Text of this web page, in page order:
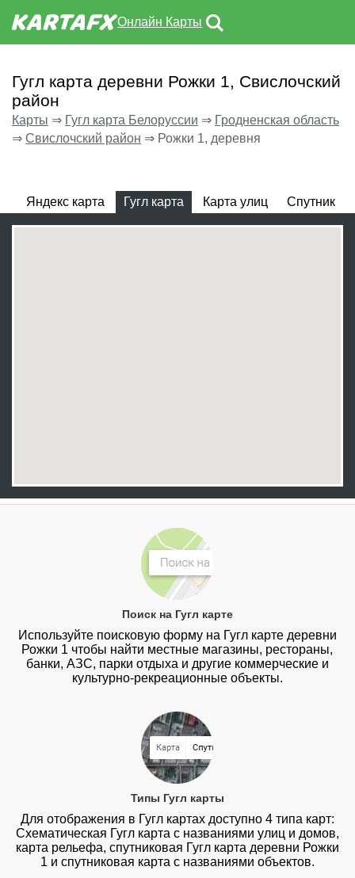
Онлайн Карты
Гугл карта деревни Рожки 1, Свислочский
район
Карты ⇒ Гугл карта Белоруссии ⇒ Гродненская область
⇒ Свислочский район ⇒ Рожки 1, деревня
Яндекс карта Гугл карта Карта улиц Спутник
Поиск на Гугл карте
Используйте поисковую форму на Гугл карте деревни
Рожки 1 чтобы найти местные магазины, рестораны,
банки, АЗС, парки отдыха и другие коммерческие и
культурно-рекреационные объекты.
Типы Гугл карты
Для отображения в Гугл картах доступно 4 типа карт:
Схематическая Гугл карта с названиями улиц и домов,
карта рельефа, спутниковая Гугл карта деревни Рожки
1 и спутниковая карта с названиями объектов.